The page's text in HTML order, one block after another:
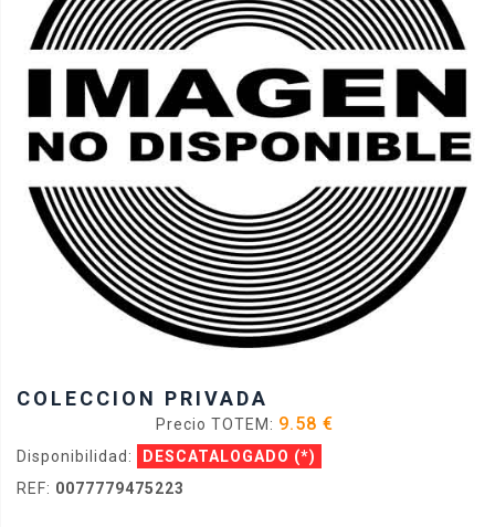
COLECCION PRIVADA
Precio TOTEM: 9.58 €
Disponibilidad: DESCATALOGADO (*)
REF: 0077779475223